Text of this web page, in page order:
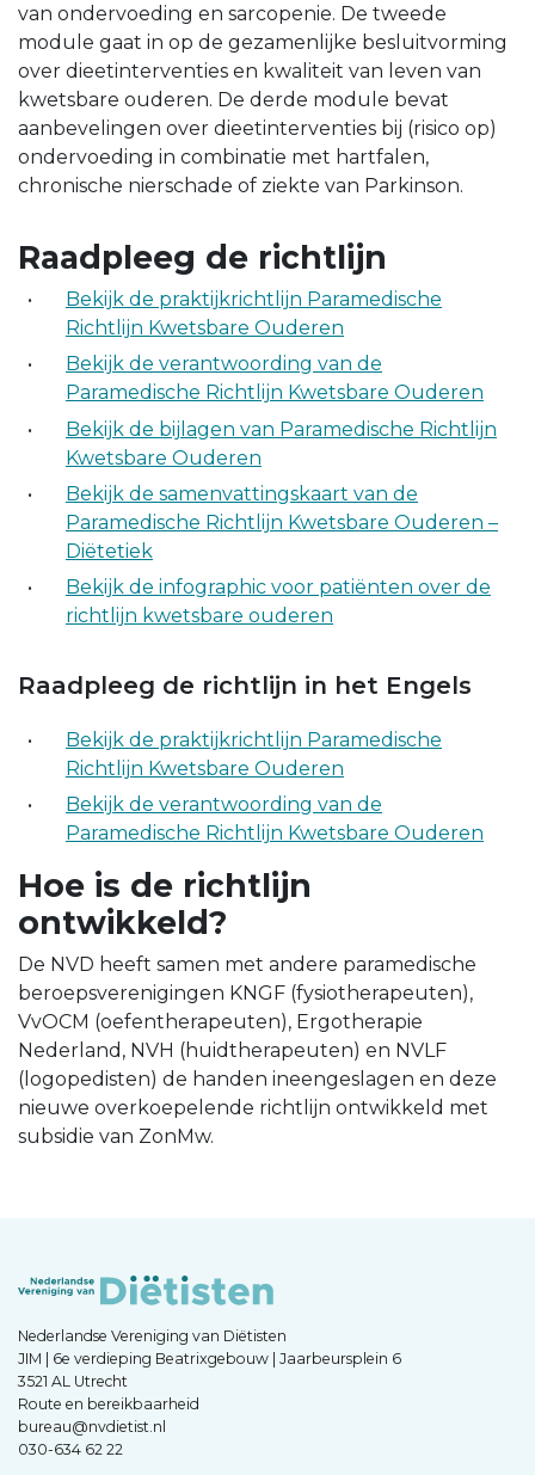
van ondervoeding en sarcopenie. De tweede
module gaat in op de gezamenlijke besluitvorming
over dieetinterventies en kwaliteit van leven van
kwetsbare ouderen. De derde module bevat
aanbevelingen over dieetinterventies bij (risico op)
ondervoeding in combinatie met hartfalen,
chronische nierschade of ziekte van Parkinson.
Raadpleeg de richtlijn
Bekijk de praktijkrichtlijn Paramedische
Richtlijn Kwetsbare Ouderen
Bekijk de verantwoording van de
Paramedische Richtlijn Kwetsbare Ouderen
Bekijk de bijlagen van Paramedische Richtlijn
Kwetsbare Ouderen
Bekijk de samenvattingskaart van de
Paramedische Richtlijn Kwetsbare Ouderen –
Diëtetiek
Bekijk de infographic voor patiënten over de
richtlijn kwetsbare ouderen
Raadpleeg de richtlijn in het Engels
Bekijk de praktijkrichtlijn Paramedische
Richtlijn Kwetsbare Ouderen
Bekijk de verantwoording van de
Paramedische Richtlijn Kwetsbare Ouderen
Hoe is de richtlijn
ontwikkeld?
De NVD heeft samen met andere paramedische
beroepsverenigingen KNGF (fysiotherapeuten),
VvOCM (oefentherapeuten), Ergotherapie
Nederland, NVH (huidtherapeuten) en NVLF
(logopedisten) de handen ineengeslagen en deze
nieuwe overkoepelende richtlijn ontwikkeld met
subsidie van ZonMw.
Nederlandse Vereniging van Diëtisten
JIM | 6e verdieping Beatrixgebouw | Jaarbeursplein 6
3521 AL Utrecht
Route en bereikbaarheid
bureau@nvdietist.nl
030-634 62 22